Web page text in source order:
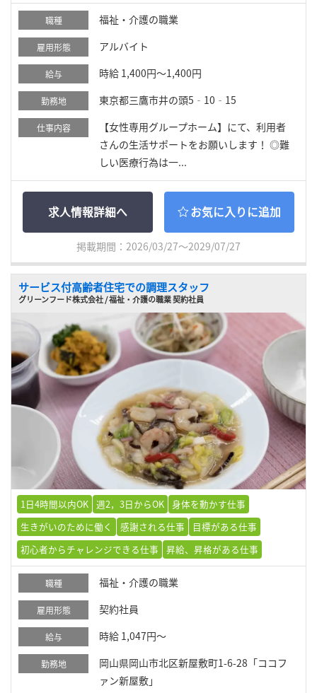
職種 福祉・介護の職業
雇用形態 アルバイト
給与 時給 1,400円～1,400円
勤務地 東京都三鷹市井の頭5‐10‐15
仕事内容
【女性専用グループホーム】にて、利用者
さんの生活サポートをお願いします！ ◎難
しい医療行為は一...
求人情報詳細へ お気に入りに追加
掲載期間：2026/03/27～2029/07/27
サービス付高齢者住宅での調理スタッフ
グリーンフード株式会社 / 福祉・介護の職業 契約社員
1日4時間以内OK 週2，3日からOK 身体を動かす仕事
生きがいのために働く
感謝される仕事
目標がある仕事
初心者からチャレンジできる仕事
昇給、昇格がある仕事
職種 福祉・介護の職業
雇用形態 契約社員
給与 時給 1,047円～
勤務地
岡山県岡山市北区新屋敷町1-6-28「ココフ
ァン新屋敷」